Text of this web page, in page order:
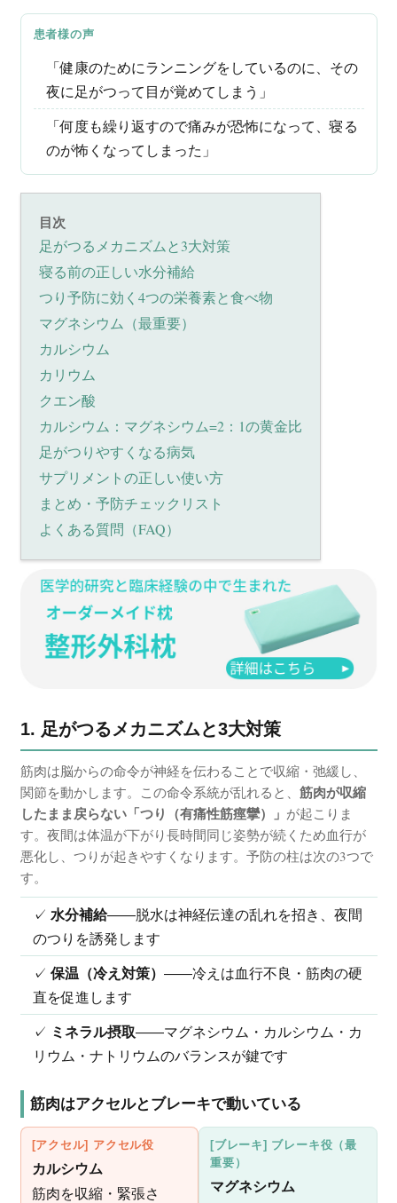
患者様の声
「健康のためにランニングをしているのに、その
夜に足がつって目が覚めてしまう」
「何度も繰り返すので痛みが恐怖になって、寝る
のが怖くなってしまった」
目次
足がつるメカニズムと3大対策
寝る前の正しい水分補給
つり予防に効く4つの栄養素と食べ物
マグネシウム（最重要）
カルシウム
カリウム
クエン酸
カルシウム：マグネシウム=2：1の黄金比
足がつりやすくなる病気
サプリメントの正しい使い方
まとめ・予防チェックリスト
よくある質問（FAQ）
1. 足がつるメカニズムと3大対策
筋肉は脳からの命令が神経を伝わることで収縮・弛緩し、
関節を動かします。この命令系統が乱れると、 筋肉が収縮
したまま戻らない「つり（有痛性筋痙攣）」 が起こりま
す。夜間は体温が下がり長時間同じ姿勢が続くため血行が
悪化し、つりが起きやすくなります。予防の柱は次の3つで
す。
✓ 水分補給——脱水は神経伝達の乱れを招き、夜間
のつりを誘発します
✓ 保温（冷え対策） ——冷えは血行不良・筋肉の硬
直を促進します
✓ ミネラル摂取——マグネシウム・カルシウム・カ
リウム・ナトリウムのバランスが鍵です
筋肉はアクセルとブレーキで動いている
[アクセル] アクセル役
カルシウム
筋肉を収縮・緊張さ
[ブレーキ] ブレーキ役（最
重要）
マグネシウム